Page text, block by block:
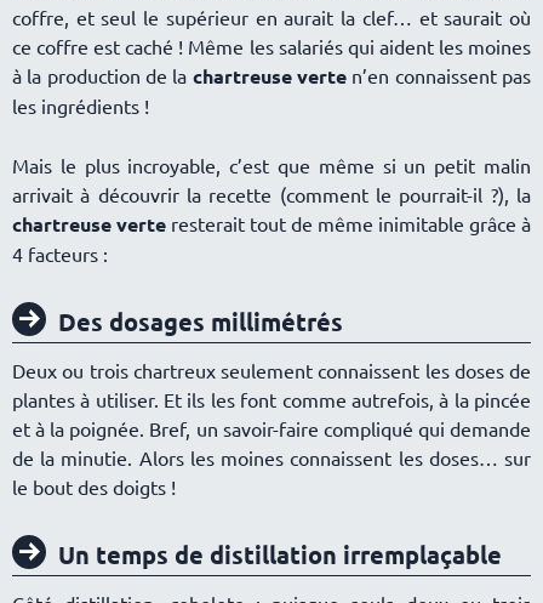
coffre, et seul le supérieur en aurait la clef… et saurait où
ce coffre est caché ! Même les salariés qui aident les moines
à la production de la chartreuse verte n’en connaissent pas
les ingrédients !
Mais le plus incroyable, c’est que même si un petit malin
arrivait à découvrir la recette (comment le pourrait-il ?), la
chartreuse verte resterait tout de même inimitable grâce à
4 facteurs :
Des dosages millimétrés
Deux ou trois chartreux seulement connaissent les doses de
plantes à utiliser. Et ils les font comme autrefois, à la pincée
et à la poignée. Bref, un savoir-faire compliqué qui demande
de la minutie. Alors les moines connaissent les doses… sur
le bout des doigts !
Un temps de distillation irremplaçable